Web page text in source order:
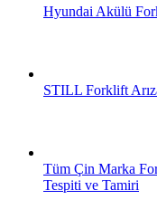
Hyundai Akülü
STILL Forklift
Tüm Çin Marka
Tespiti ve Tamiri